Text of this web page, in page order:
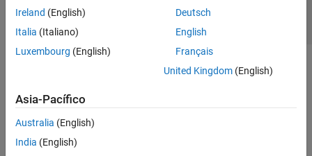
Ireland (English)
Italia (Italiano)
Luxembourg (English)
Deutsch
English
Français
United Kingdom(English)
Asia-Pacífico
Australia (English)
India (English)